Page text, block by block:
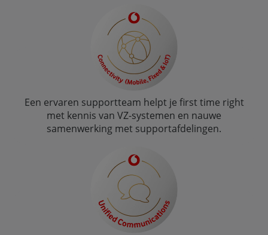
Een ervaren supportteam helpt je first time right
met kennis van VZ-systemen en nauwe
samenwerking met supportafdelingen.